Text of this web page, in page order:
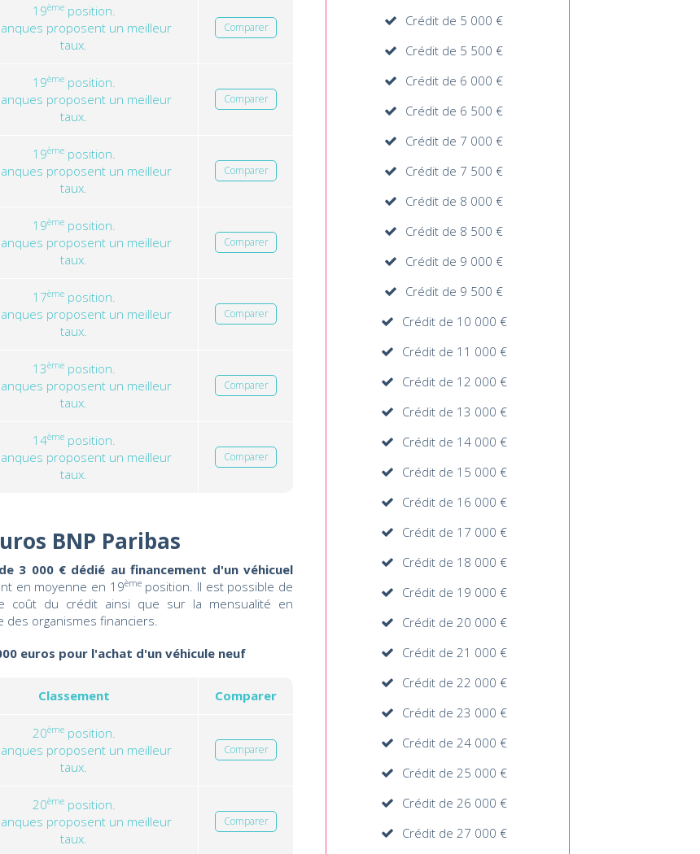
19èmeposition.
proposent un meilleur
taux.
Comparer
19èmeposition.
proposent un meilleur
taux.
Comparer
19èmeposition.
proposent un meilleur
taux.
Comparer
19èmeposition.
proposent un meilleur
taux.
Comparer
17èmeposition.
proposent un meilleur
taux.
Comparer
13èmeposition.
proposent un meilleur
taux.
Comparer
14èmeposition.
proposent un meilleur
taux.
Comparer
BNP Paribas
3 000 € dédié au financement d'un véhicuel
en moyenne en 19èmeposition. Il est possible de
coût du crédit ainsi que sur la mensualité en
organismes financiers.
euros pour l'achat d'un véhicule neuf
Classement Comparer
20èmeposition.
proposent un meilleur
taux.
Comparer
20èmeposition.
proposent un meilleur
taux.
Comparer
Crédit de 5 000 €
Crédit de 5 500 €
Crédit de 6 000 €
Crédit de 6 500 €
Crédit de 7 000 €
Crédit de 7 500 €
Crédit de 8 000 €
Crédit de 8 500 €
Crédit de 9 000 €
Crédit de 9 500 €
Crédit de 10 000 €
Crédit de 11 000 €
Crédit de 12 000 €
Crédit de 13 000 €
Crédit de 14 000 €
Crédit de 15 000 €
Crédit de 16 000 €
Crédit de 17 000 €
Crédit de 18 000 €
Crédit de 19 000 €
Crédit de 20 000 €
Crédit de 21 000 €
Crédit de 22 000 €
Crédit de 23 000 €
Crédit de 24 000 €
Crédit de 25 000 €
Crédit de 26 000 €
Crédit de 27 000 €